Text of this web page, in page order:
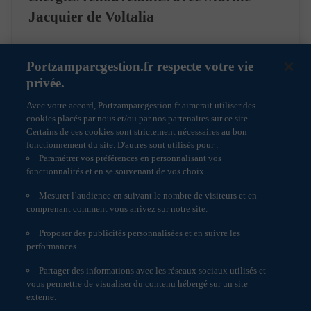
fonctionnement du site www.portzamparcgestion.fr et
déposés par www.portzamparcgestion.fr. Ils vous
site www.portzamparcgestion.fr (par exemple Cookies
de session ou de gestion de langues). Ils enregistrent des
informations relatives à la navigation sur le site
www.portzamparcgestion.fr effectuée à partir de
pas conservés plus de 1 mois. Les cookies liés aux
composants externes www.portzamparcgestion.fr
n’utilise pas de Cookie liés aux composants externes.
Les Cookies de mesure d’audience :
www.portzamparcgestion.fr utilise un cookie de mesure
d’audience AT INTERNET. Ce cookie permet de
mesurer le nombre de pages vues, le nombre de visites,
ainsi que l’activité des visiteurs sur le site et leur
fréquence de retour. Ce cookie n’est pas conservé plus
de treize mois.
Contrôler et supprimer : Si vous souhaitez modifier le
mode d’utilisation des Cookies d’un navigateur ou
décidez à tout moment de désactiver des Cookies, vous
Jacquier de Voltalia
15/07/2026 Podcast
Informations réglementaires
Accessibilité : non conforme
Engagement Responsable
Portzamparcgestion.fr respecte votre vie
privée.
Avec votre accord, Portzamparcgestion.fr aimerait utiliser des
cookies placés par nous et/ou par nos partenaires sur ce site.
Certains de ces cookies sont strictement nécessaires au bon
fonctionnement du site. D'autres sont utilisés pour :
Paramétrer vos préférences en personnalisant vos
fonctionnalités et en se souvenant de vos choix.
Mesurer l’audience en suivant le nombre de visiteurs et en
comprenant comment vous arrivez sur notre site.
Proposer des publicités personnalisées et en suivre les
performances.
Partager des informations avec les réseaux sociaux utilisés et
vous permettre de visualiser du contenu hébergé sur un site
externe.